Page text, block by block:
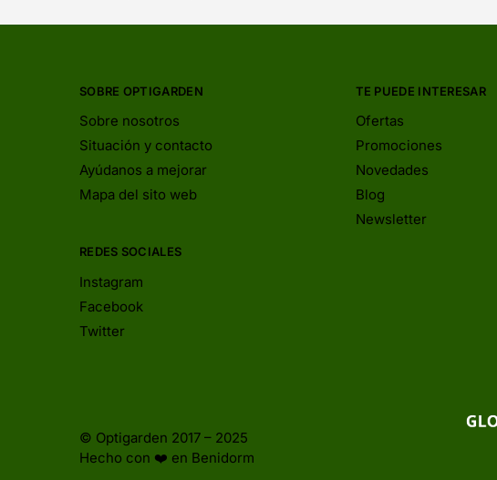
SOBRE OPTIGARDEN
Sobre nosotros
Situación y contacto
Ayúdanos a mejorar
Mapa del sito web
REDES SOCIALES
Instagram
Facebook
Twitter
TE PUEDE INTERESAR
Ofertas
Promociones
Novedades
Blog
Newsletter
© Optigarden 2017 – 2025
Hecho con ❤️ en Benidorm